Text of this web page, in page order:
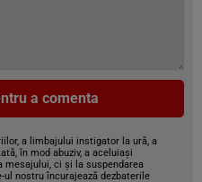
a comenta
a limbajului instigator la ură, a
în mod abuziv, a aceluiași
mesajului, ci și la suspendarea
nostru încurajează dezbaterile